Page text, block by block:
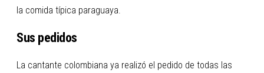
la comida típica paraguaya.
Sus pedidos
La cantante colombiana ya realizó el pedido de todas las